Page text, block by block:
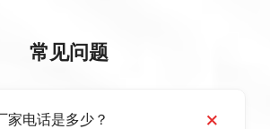
常见问题
家电话是多少？